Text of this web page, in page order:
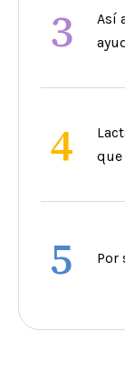
3
Así
4
que
5 Por